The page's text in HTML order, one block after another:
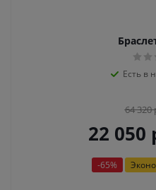
Есть в
64 320
22 050
-65%